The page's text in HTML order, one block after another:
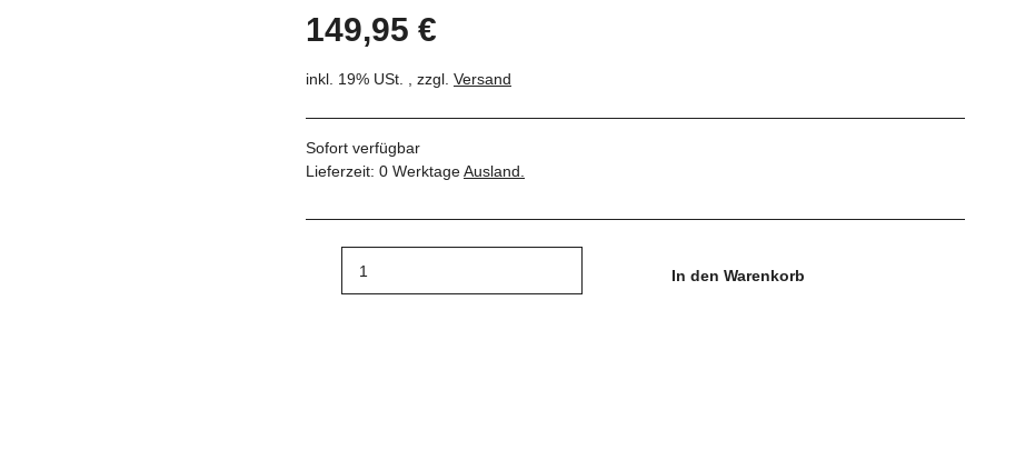
149,95 €
inkl. 19% USt. , zzgl. Versand
Sofort verfügbar
Lieferzeit: 0 WerktageAusland.
In den Warenkorb